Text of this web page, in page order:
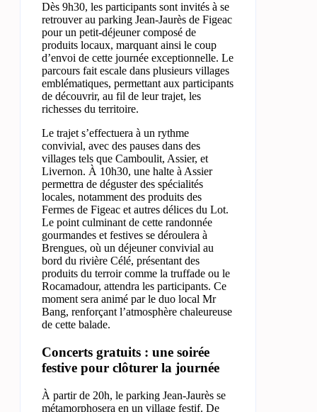
Dès 9h30, les participants sont invités à se
retrouver au parking Jean-Jaurès de Figeac
pour un petit-déjeuner composé de
produits locaux, marquant ainsi le coup
d’envoi de cette journée exceptionnelle. Le
parcours fait escale dans plusieurs villages
emblématiques, permettant aux participants
de découvrir, au fil de leur trajet, les
richesses du territoire.
Le trajet s’effectuera à un rythme
convivial, avec des pauses dans des
villages tels que Camboulit, Assier, et
Livernon. À 10h30, une halte à Assier
permettra de déguster des spécialités
locales, notamment des produits des
Fermes de Figeac et autres délices du Lot.
Le point culminant de cette randonnée
gourmandes et festives se déroulera à
Brengues, où un déjeuner convivial au
bord du rivière Célé, présentant des
produits du terroir comme la truffade ou le
Rocamadour, attendra les participants. Ce
moment sera animé par le duo local Mr
Bang, renforçant l’atmosphère chaleureuse
de cette balade.
Concerts gratuits : une soirée
festive pour clôturer la journée
À partir de 20h, le parking Jean-Jaurès se
métamorphosera en un village festif. De